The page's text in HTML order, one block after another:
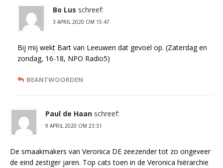
Bo Lus schreef:
3 APRIL 2020 OM 15:47
Bij mij wekt Bart van Leeuwen dat gevoel op. (Zaterdag en
zondag, 16-18, NPO Radio5)
BEANTWOORDEN
Paul de Haan schreef:
9 APRIL 2020 OM 23:31
De smaakmakers van Veronica DE zeezender tot zo ongeveer
de eind zestiger jaren. Top cats toen in de Veronica hiërarchie